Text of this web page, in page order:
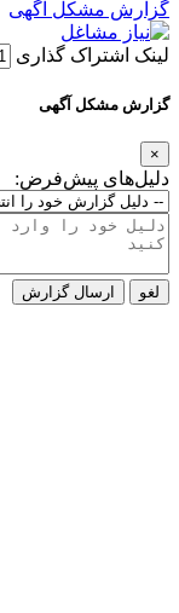
آگهی